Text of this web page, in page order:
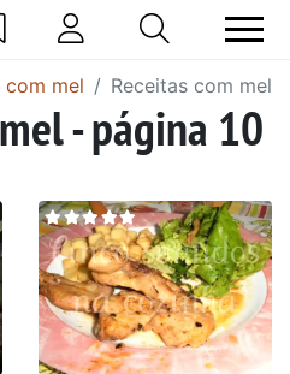
com mel Receitas com mel
- página 10